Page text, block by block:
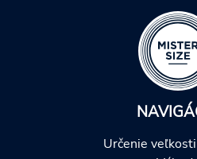
Určenie